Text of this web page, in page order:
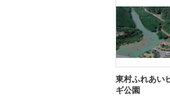
東村ふれあい
ギ公園